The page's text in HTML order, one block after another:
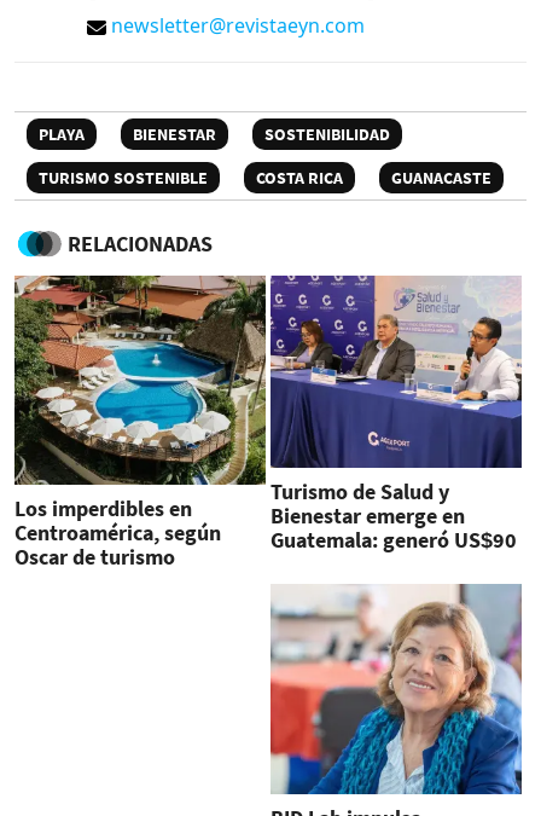
newsletter@revistaeyn.com
PLAYA BIENESTAR
SOSTENIBILIDAD
TURISMO SOSTENIBLE
COSTA RICA GUANACASTE
RELACIONADAS
Los imperdibles en
Centroamérica, según
Oscar de turismo
Turismo de Salud y
Bienestar emerge en
Guatemala: generó US$90